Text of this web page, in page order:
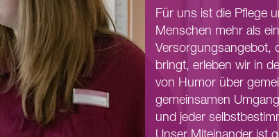
Für uns ist die Pflege
Menschen mehr als
Versorgungsangebot,
bringt, erleben wir in
von Humor über
gemeinsamen
und jeder
Unser Miteinander ist